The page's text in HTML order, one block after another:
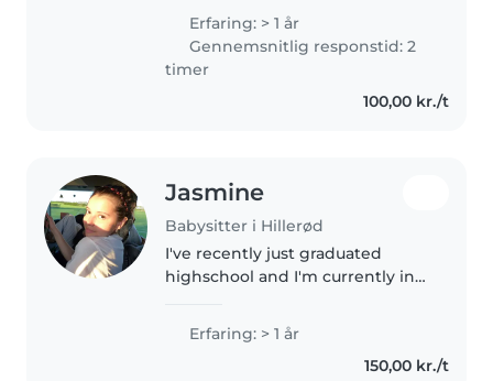
at passe familiemedlemmer og
hjælpe til i en børnehaveklasse.
Jeg elsker at lave kreative
aktiviteter,..
Erfaring: > 1 år
Gennemsnitlig responstid: 2
timer
100,00 kr./t
Jasmine
Babysitter i Hillerød
I've recently just graduated
highschool and I'm currently in
babysitting job to save up a little
extra money. I love taking care of
kids while being creative..
Erfaring: > 1 år
150,00 kr./t